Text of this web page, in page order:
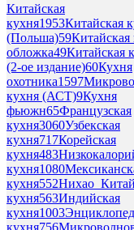
Китайская
кухня1953Китайская
(Польша)59Китайская
обложка49Китайская
(2-ое издание)60Кухня
охотника1597
кухня (АСТ)9Кухня
фьюжн65Французская
кухня3060Узбекская
кухня717Корейская
кухня483
кухня1080
кухня552
кухня563Индийская
кухня1003
кухня756